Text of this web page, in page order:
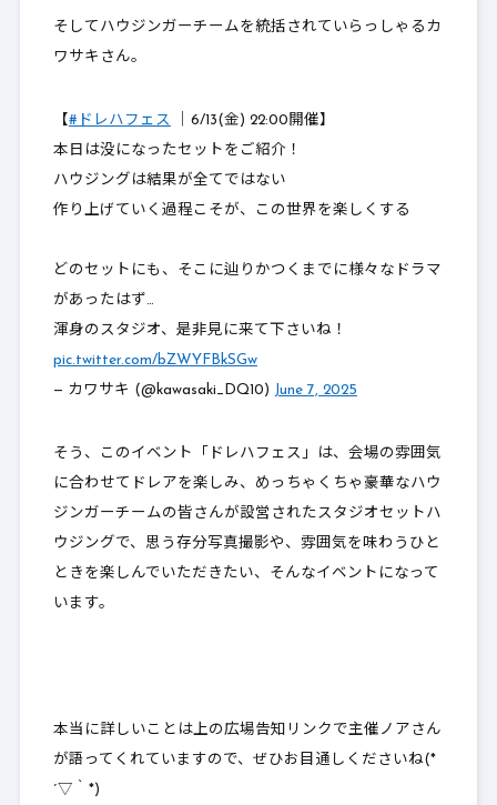
そしてハウジンガーチームを統括されていらっしゃるカ
ワサキさん。
【#ドレハフェス ｜6/13(金) 22:00開催】
本日は没になったセットをご紹介！
ハウジングは結果が全てではない
作り上げていく過程こそが、この世界を楽しくする
どのセットにも、そこに辿りかつくまでに様々なドラマ
があったはず…
渾身のスタジオ、是非見に来て下さいね！
pic.twitter.com/bZWYFBkSGw
— カワサキ (@kawasaki_DQ10) June 7, 2025
そう、このイベント「ドレハフェス」は、会場の雰囲気
に合わせてドレアを楽しみ、めっちゃくちゃ豪華なハウ
ジンガーチームの皆さんが設営されたスタジオセットハ
ウジングで、思う存分写真撮影や、雰囲気を味わうひと
ときを楽しんでいただきたい、そんなイベントになって
います。
本当に詳しいことは上の広場告知リンクで主催ノアさん
が語ってくれていますので、ぜひお目通しくださいね(*
´▽｀*)